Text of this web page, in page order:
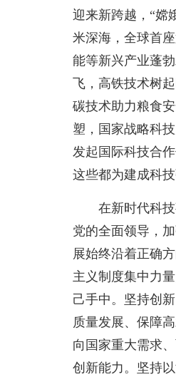
迎来新跨越，“嫦
米深海，全球首
能等新兴产业蓬
飞，高铁技术树
碳技术助力粮食
塑，国家战略科
发起国际科技合
这些都为建成科
在新时代科
党的全面领导，
展始终沿着正确
主义制度集中力
己手中。坚持创
质量发展、保障
向国家重大需求
创新能力。坚持